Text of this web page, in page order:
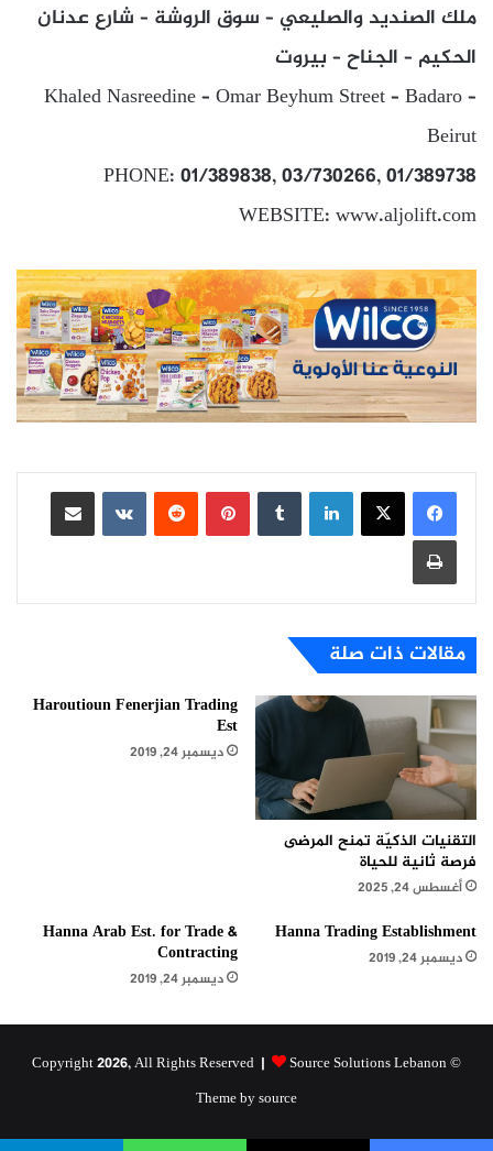
ملك الصنديد والصليعي – سوق الروشة – شارع عدنان
الحكيم – الجناح – بيروت
Khaled Nasreedine – Omar Beyhum Street – Badaro –
Beirut
PHONE: 01/389838, 03/730266, 01/389738
WEBSITE: www.aljolift.com
لينكدإن بينتيريست
مشاركة عبر البريد
طباعة
مقالات ذات صلة
التقنيات الذكيّة تمنح المرضى
فرصة ثانية للحياة
أغسطس 24, 2025
Haroutioun Fenerjian Trading
Est
ديسمبر 24, 2019
Hanna Trading Establishment
ديسمبر 24, 2019
Hanna Arab Est. for Trade &
Contracting
ديسمبر 24, 2019
© Copyright 2026, All Rights Reserved |
Source Solutions Lebanon
Theme by source